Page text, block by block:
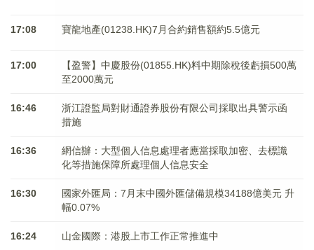
17:08 寶龍地產(01238.HK)7月合約銷售額約5.5億元
17:00
【盈警】中慶股份(01855.HK)料中期除稅後虧損500萬
至2000萬元
16:46
浙江證監局對財通證券股份有限公司採取出具警示函
措施
16:36
網信辦：大型個人信息處理者應當採取加密、去標識
化等措施保障所處理個人信息安全
16:30
國家外匯局：7月末中國外匯儲備規模34188億美元 升
幅0.07%
16:24 山金國際：港股上市工作正常推進中